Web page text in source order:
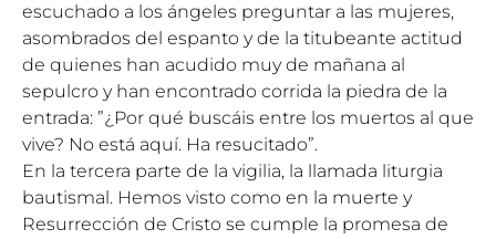
escuchado a los ángeles preguntar a las mujeres,
asombrados del espanto y de la titubeante actitud
de quienes han acudido muy de mañana al
sepulcro y han encontrado corrida la piedra de la
entrada: ”¿Por qué buscáis entre los muertos al que
vive? No está aquí. Ha resucitado”.
En la tercera parte de la vigilia, la llamada liturgia
bautismal. Hemos visto como en la muerte y
Resurrección de Cristo se cumple la promesa de